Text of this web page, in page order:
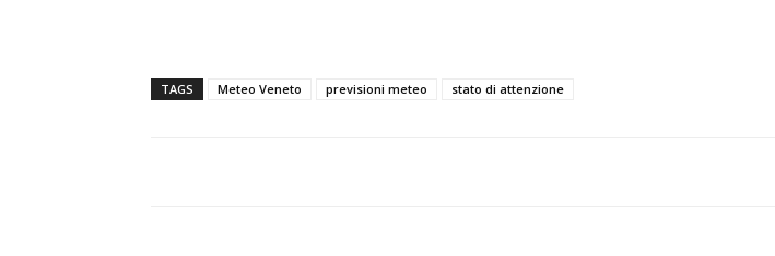
TAGS Meteo Veneto previsioni meteo stato di attenzione